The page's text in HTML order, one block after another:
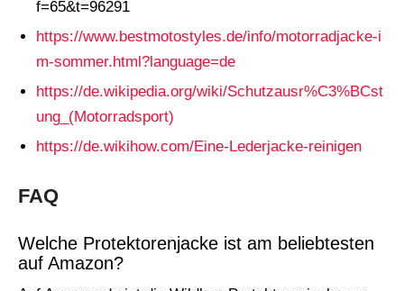
f=65&t=96291
https://www.bestmotostyles.de/info/motorradjacke-i
m-sommer.html?language=de
https://de.wikipedia.org/wiki/Schutzausr%C3%BCst
ung_(Motorradsport)
https://de.wikihow.com/Eine-Lederjacke-reinigen
FAQ
Welche Protektorenjacke ist am beliebtesten
auf Amazon?